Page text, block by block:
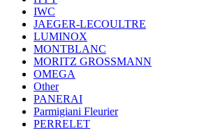
IWC
JAEGER-LECOULTRE
LUMINOX
MONTBLANC
MORITZ GROSSMANN
OMEGA
Other
PANERAI
Parmigiani Fleurier
PERRELET